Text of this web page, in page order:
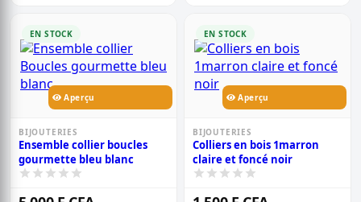
EN STOCK
Aperçu
BIJOUTERIES
Ensemble collier boucles
gourmette bleu blanc
EN STOCK
Aperçu
BIJOUTERIES
Colliers en bois 1marron
claire et foncé noir